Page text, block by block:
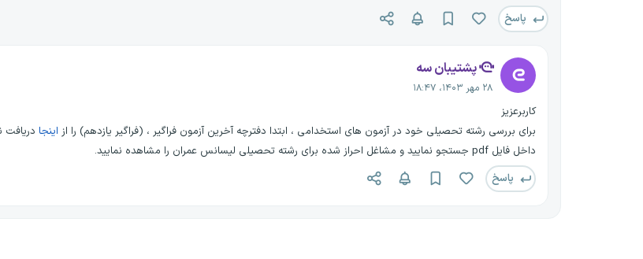
پاسخ
پشتیبان سه
۲۸ مهر ۱۴۰۳، ۱۸:۴۷
کاربرعزیز
برای بررسی رشته تحصیلی خود در آزمون های استخدامی ، ابتدا دفترچه آخرین آزمون فراگیر ، (فراگیر یازدهم) را از اینجا دریافت
داخل فایل pdf جستجو نمایید و مشاغل احراز شده برای رشته تحصیلی لیسانس عمران را مشاهده نمایید.
پاسخ